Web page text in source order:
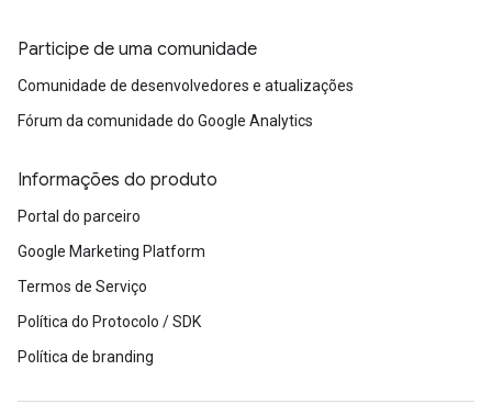
Participe de uma comunidade
Comunidade de desenvolvedores e atualizações
Fórum da comunidade do Google Analytics
Informações do produto
Portal do parceiro
Google Marketing Platform
Termos de Serviço
Política do Protocolo / SDK
Política de branding